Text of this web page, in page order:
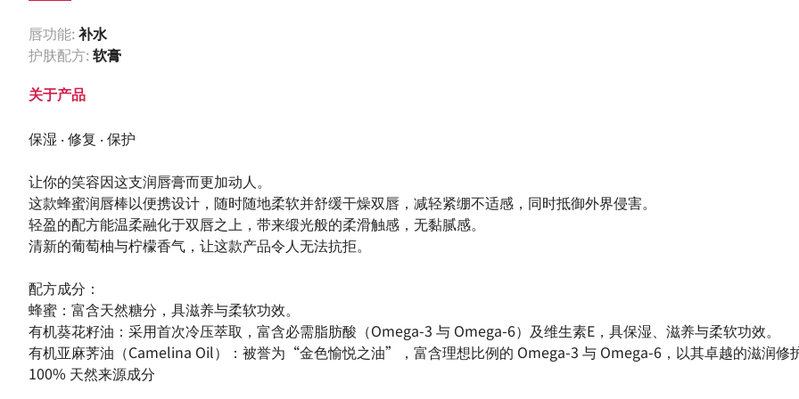
唇功能: 补水
护肤配方: 软膏
关于产品
保湿 ‧ 修复 ‧ 保护
让你的笑容因这支润唇膏而更加动人。
这款蜂蜜润唇棒以便携设计，随时随地柔软并舒缓干燥双唇，减轻紧绷不适感，同时抵御外界侵害。
轻盈的配方能温柔融化于双唇之上，带来缎光般的柔滑触感，无黏腻感。
清新的葡萄柚与柠檬香气，让这款产品令人无法抗拒。
配方成分：
蜂蜜：富含天然糖分，具滋养与柔软功效。
有机葵花籽油：采用首次冷压萃取，富含必需脂肪酸（Omega-3 与 Omega-6）及维生素E，具保湿、滋养与柔软功效。
有机亚麻荠油（Camelina Oil）：被誉为“金色愉悦之油”，富含理想比例的 Omega-3 与 Omega-6，以其卓越的滋润修护
100% 天然来源成分